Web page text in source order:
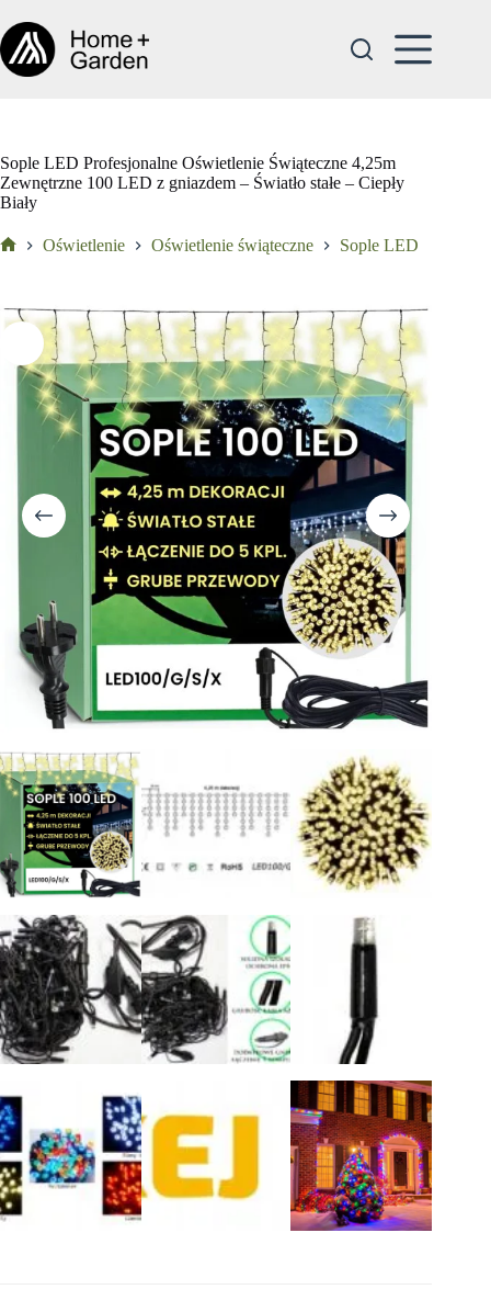
do
treści
Sople LED Profesjonalne Oświetlenie Świąteczne 4,25m
Zewnętrzne 100 LED z gniazdem – Światło stałe – Ciepły
Biały
Oświetlenie Oświetlenie świąteczne Sople LED